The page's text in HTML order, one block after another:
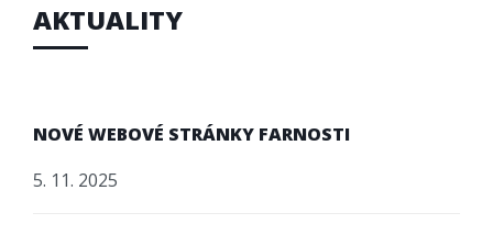
AKTUALITY
NOVÉ WEBOVÉ STRÁNKY FARNOSTI
5. 11. 2025